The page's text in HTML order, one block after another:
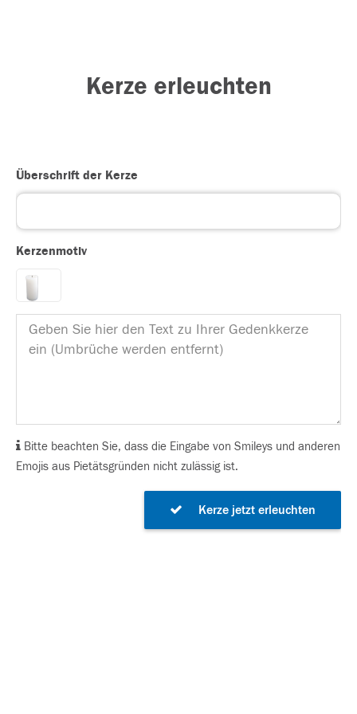
Kerze erleuchten
Überschrift der Kerze
Kerzenmotiv
Bitte beachten Sie, dass die Eingabe von Smileys und anderen
Emojis aus Pietätsgründen nicht zulässig ist.
Kerze jetzt erleuchten